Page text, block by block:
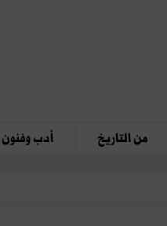
من التاريخ أدب وفنون